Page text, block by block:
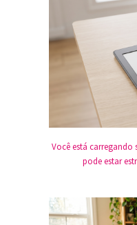
Você está carregando
pode estar